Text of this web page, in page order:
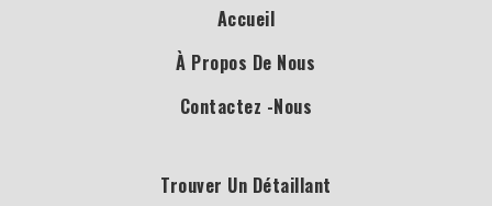
Accueil
À Propos De Nous
Contactez -nous
Trouver Un Détaillant